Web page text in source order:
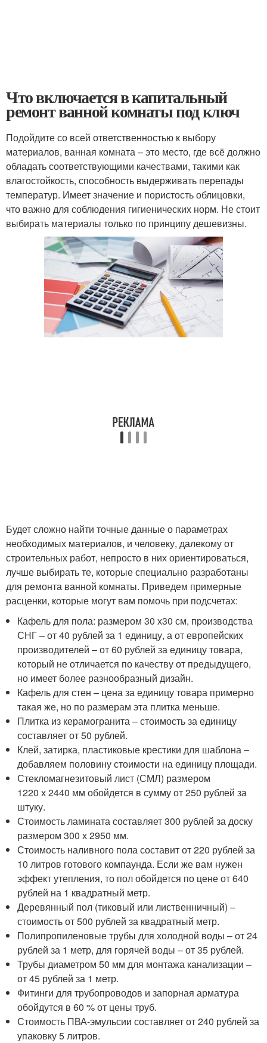
Что включается в капитальный
ремонт ванной комнаты под ключ
Подойдите со всей ответственностью к выбору
материалов, ванная комната – это место, где всё должно
обладать соответствующими качествами, такими как
влагостойкость, способность выдерживать перепады
температур. Имеет значение и пористость облицовки,
что важно для соблюдения гигиенических норм. Не стоит
выбирать материалы только по принципу дешевизны.
Будет сложно найти точные данные о параметрах
необходимых материалов, и человеку, далекому от
строительных работ, непросто в них ориентироваться,
лучше выбирать те, которые специально разработаны
для ремонта ванной комнаты. Приведем примерные
расценки, которые могут вам помочь при подсчетах:
Кафель для пола: размером 30 х30 см, производства
СНГ – от 40 рублей за 1 единицу, а от европейских
производителей – от 60 рублей за единицу товара,
который не отличается по качеству от предыдущего,
но имеет более разнообразный дизайн.
Кафель для стен – цена за единицу товара примерно
такая же, но по размерам эта плитка меньше.
Плитка из керамогранита – стоимость за единицу
составляет от 50 рублей.
Клей, затирка, пластиковые крестики для шаблона –
добавляем половину стоимости на единицу площади.
Стекломагнезитовый лист (СМЛ) размером
1220 х 2440 мм обойдется в сумму от 250 рублей за
штуку.
Стоимость ламината составляет 300 рублей за доску
размером 300 х 2950 мм.
Стоимость наливного пола составит от 220 рублей за
10 литров готового компаунда. Если же вам нужен
эффект утепления, то пол обойдется по цене от 640
рублей на 1 квадратный метр.
Деревянный пол (тиковый или лиственничный) –
стоимость от 500 рублей за квадратный метр.
Полипропиленовые трубы для холодной воды – от 24
рублей за 1 метр, для горячей воды – от 35 рублей.
Трубы диаметром 50 мм для монтажа канализации –
от 45 рублей за 1 метр.
Фитинги для трубопроводов и запорная арматура
обойдутся в 60 % от цены труб.
Стоимость ПВА-эмульсии составляет от 240 рублей за
упаковку 5 литров.